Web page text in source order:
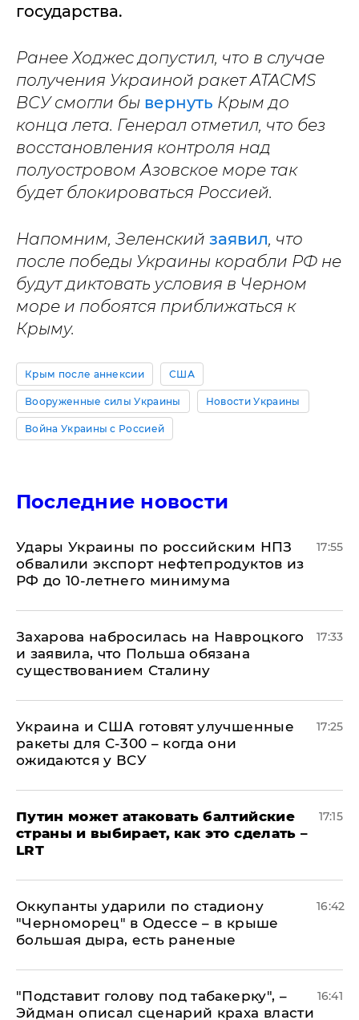
государства.
Ранее Ходжес допустил, что в случае
получения Украиной ракет ATACMS
ВСУ смогли бы вернуть Крым до
конца лета. Генерал отметил, что без
восстановления контроля над
полуостровом Азовское море так
будет блокироваться Россией.
Напомним, Зеленский заявил, что
после победы Украины корабли РФ не
будут диктовать условия в Черном
море и побоятся приближаться к
Крыму.
Крым после аннексии США
Вооруженные силы Украины Новости Украины
Война Украины с Россией
Последние новости
Удары Украины по российским НПЗ
обвалили экспорт нефтепродуктов из
РФ до 10-летнего минимума
17:55
​Захарова набросилась на Навроцкого
и заявила, что Польша обязана
существованием Сталину
17:33
Украина и США готовят улучшенные
ракеты для С-300 – когда они
ожидаются у ВСУ
17:25
Путин может атаковать балтийские
страны и выбирает, как это сделать –
LRT
17:15
Оккупанты ударили по стадиону
"Черноморец" в Одессе – в крыше
большая дыра, есть раненые
16:42
​"Подставит голову под табакерку", –
Эйдман описал сценарий краха власти
16:41